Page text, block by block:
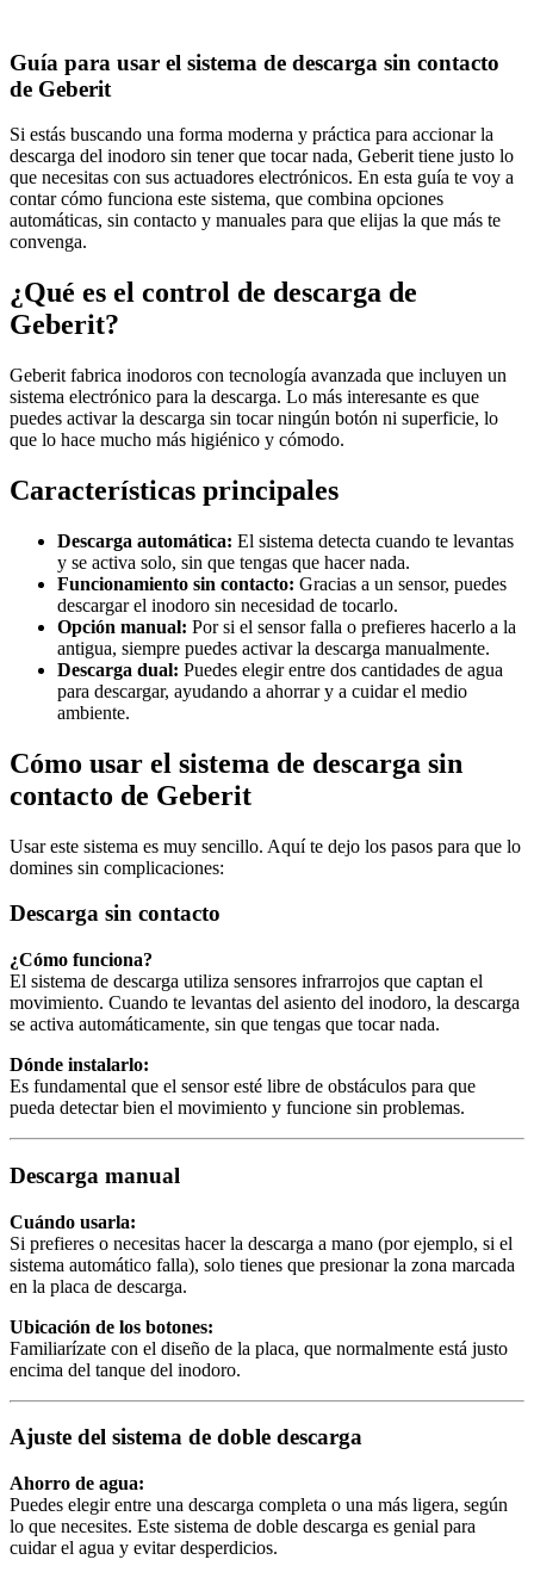
Guía para usar el sistema de descarga sin contacto
de Geberit
Si estás buscando una forma moderna y práctica para accionar la
descarga del inodoro sin tener que tocar nada, Geberit tiene justo lo
que necesitas con sus actuadores electrónicos. En esta guía te voy a
contar cómo funciona este sistema, que combina opciones
automáticas, sin contacto y manuales para que elijas la que más te
convenga.
¿Qué es el control de descarga de
Geberit?
Geberit fabrica inodoros con tecnología avanzada que incluyen un
sistema electrónico para la descarga. Lo más interesante es que
puedes activar la descarga sin tocar ningún botón ni superficie, lo
que lo hace mucho más higiénico y cómodo.
Características principales
Descarga automática: El sistema detecta cuando te levantas
y se activa solo, sin que tengas que hacer nada.
Funcionamiento sin contacto: Gracias a un sensor, puedes
descargar el inodoro sin necesidad de tocarlo.
Opción manual: Por si el sensor falla o prefieres hacerlo a la
antigua, siempre puedes activar la descarga manualmente.
Descarga dual: Puedes elegir entre dos cantidades de agua
para descargar, ayudando a ahorrar y a cuidar el medio
ambiente.
Cómo usar el sistema de descarga sin
contacto de Geberit
Usar este sistema es muy sencillo. Aquí te dejo los pasos para que lo
domines sin complicaciones:
Descarga sin contacto
¿Cómo funciona?
El sistema de descarga utiliza sensores infrarrojos que captan el
movimiento. Cuando te levantas del asiento del inodoro, la descarga
se activa automáticamente, sin que tengas que tocar nada.
Dónde instalarlo:
Es fundamental que el sensor esté libre de obstáculos para que
pueda detectar bien el movimiento y funcione sin problemas.
Descarga manual
Cuándo usarla:
Si prefieres o necesitas hacer la descarga a mano (por ejemplo, si el
sistema automático falla), solo tienes que presionar la zona marcada
en la placa de descarga.
Ubicación de los botones:
Familiarízate con el diseño de la placa, que normalmente está justo
encima del tanque del inodoro.
Ajuste del sistema de doble descarga
Ahorro de agua:
Puedes elegir entre una descarga completa o una más ligera, según
lo que necesites. Este sistema de doble descarga es genial para
cuidar el agua y evitar desperdicios.